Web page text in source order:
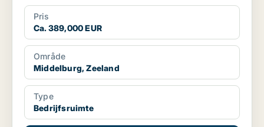
Pris
Ca. 389,000 EUR
Område
Middelburg, Zeeland
Type
Bedrijfsruimte